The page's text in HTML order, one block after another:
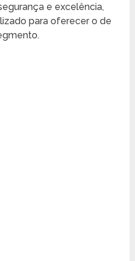
e excelência,
para oferecer o de